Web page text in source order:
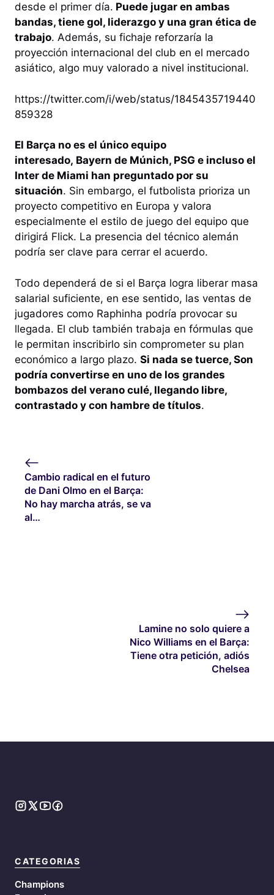
desde el primer día. Puede jugar en ambas
bandas, tiene gol, liderazgo y una gran ética de
trabajo. Además, su fichaje reforzaría la
proyección internacional del club en el mercado
asiático, algo muy valorado a nivel institucional.
https://twitter.com/i/web/status/1845435719440
859328
El Barça no es el único equipo
interesado, Bayern de Múnich, PSG e incluso el
Inter de Miami han preguntado por su
situación. Sin embargo, el futbolista prioriza un
proyecto competitivo en Europa y valora
especialmente el estilo de juego del equipo que
dirigirá Flick. La presencia del técnico alemán
podría ser clave para cerrar el acuerdo.
Todo dependerá de si el Barça logra liberar masa
salarial suficiente, en ese sentido, las ventas de
jugadores como Raphinha podría provocar su
llegada. El club también trabaja en fórmulas que
le permitan inscribirlo sin comprometer su plan
económico a largo plazo. Si nada se tuerce, Son
podría convertirse en uno de los grandes
bombazos del verano culé, llegando libre,
contrastado y con hambre de títulos.
Cambio radical en el futuro
de Dani Olmo en el Barça:
No hay marcha atrás, se va
al…
Lamine no solo quiere a
Nico Williams en el Barça:
Tiene otra petición, adiós
Chelsea
CATEGORIAS
Champions